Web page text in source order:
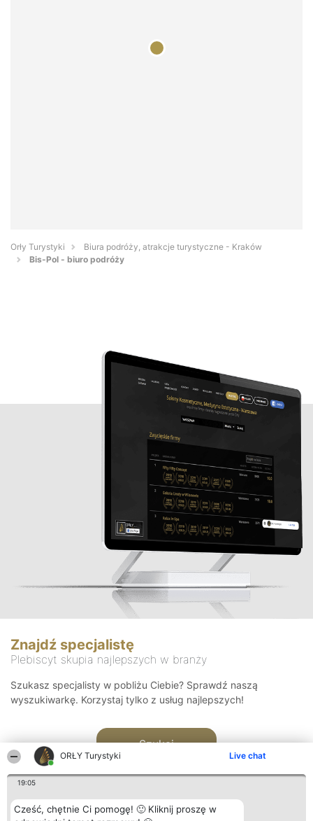
ORŁY Turystyki Live chat
19:05
Cześć, chętnie Ci pomogę! 🙂 Kliknij proszę w
Orły Turystyki
Biura podróży, atrakcje turystyczne - Kraków
Bis-Pol - biuro podróży
Znajdź specjalistę
Plebiscyt skupia najlepszych w branży
Szukasz specjalisty w pobliżu Ciebie? Sprawdź naszą
wyszukiwarkę. Korzystaj tylko z usług najlepszych!
Szukaj